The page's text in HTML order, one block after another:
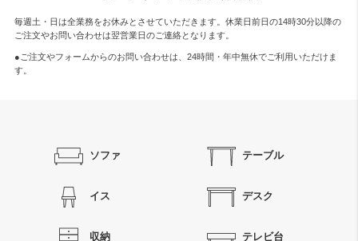
毎週土・日は全業務をお休みとさせていただきます。休業日前日の14時30分以降の
ご注文やお問い合わせは翌営業日のご連絡となります。
●ご注文やフォームからのお問い合わせは、 24時間・年中無休でご利用いただけま
す。
ソファ テーブル
イス デスク
収納 テレビ台